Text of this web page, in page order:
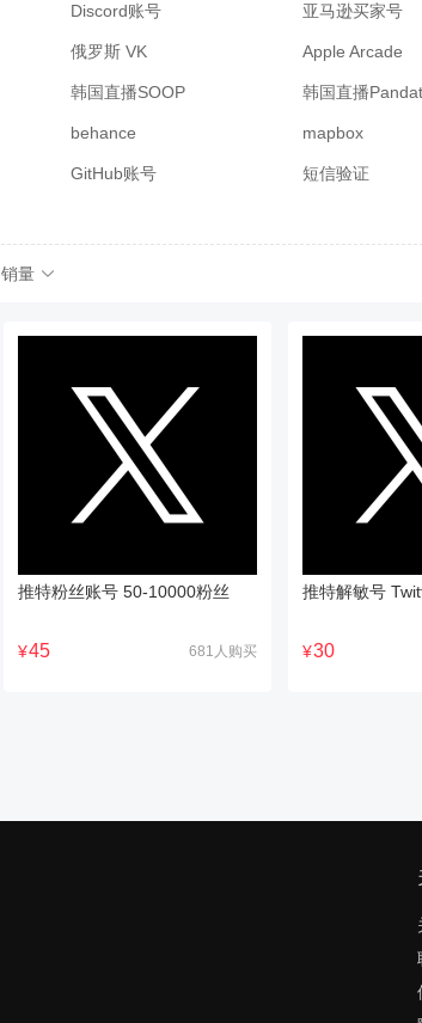
Discord账号 亚马逊买家号
俄罗斯 VK Apple Arcade
韩国直播SOOP 韩国直播
behance mapbox
GitHub账号 短信验证
销量
推特粉丝账号 50-10000粉丝
¥45 681人购买
推特解敏号
¥30